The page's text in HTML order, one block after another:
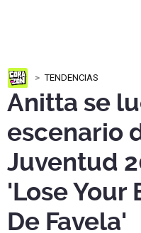
TENDENCIAS
Anitta se
escenario
Juventud
'Lose Your
De Favela'